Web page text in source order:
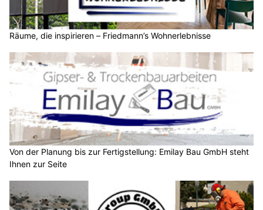
Räume, die inspirieren – Friedmann’s Wohnerlebnisse
Von der Planung bis zur Fertigstellung: Emilay Bau GmbH steht
Ihnen zur Seite